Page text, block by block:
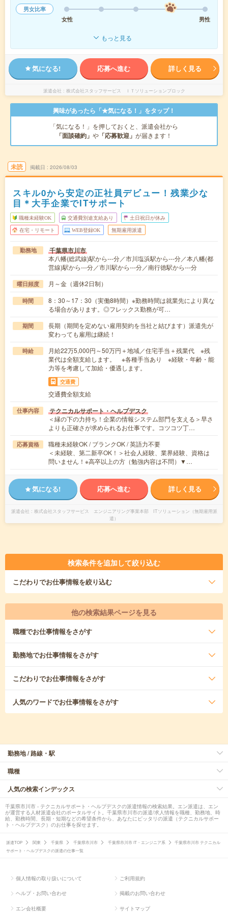
男女比率
女性
男性
もっと見る
気になる! 応募へ進む 詳しく見る
派遣会社 株式会社スタッフサービス ＩＴソリューションブロック
興味があったら「★気になる！」をタップ！
「気になる！」を押しておくと、派遣会社から
「面談確約」 や 「応募歓迎」 が届きます！
未読 掲載日 2026/08/03
スキル0から安定の正社員デビュー！残業少な
目＊大手企業でITサポート
職種未経験OK 交通費別途支給あり 土日祝日が休み
在宅・リモート WEB登録OK 無期雇用派遣
勤務地 千葉県市川市
本八幡(総武線)駅から---分／市川塩浜駅から---分／本八幡(都
営線)駅から---分／市川駅から---分／南行徳駅から---分
曜日頻度 月～金（週休2日制）
時間
8：30～17：30（実働8時間）※勤務時間は就業先により異な
る場合があります。◎フレックス勤務が可…
期間
長期（期間を定めない雇用契約を当社と結びます）派遣先が
変わっても雇用は継続！
時給
月給22万5,000円～50万円＋地域／住宅手当＋残業代 ※残
業代は全額支給します。 ※各種手当あり ※経験・年齢・能
力等を考慮して加給・優遇します。
交通費
交通費全額支給
仕事内容 テクニカルサポート・ヘルプデスク
＜縁の下の力持ち！企業の情報システム部門を支える＞早さ
よりも正確さが求められるお仕事です。コツコツ丁…
応募資格
職種未経験OK / ブランクOK / 英語力不要
＜未経験、第二新卒OK！＞社会人経験、業界経験、資格は
問いません！※高卒以上の方（勉強内容は不問）▼…
気になる! 応募へ進む 詳しく見る
派遣会社
株式会社スタッフサービス エンジニアリング事業本部 ITソリューション（無期雇用派
遣）
検索条件を追加して絞り込む
こだわりでお仕事情報を絞り込む
他の検索結果ページを見る
職種でお仕事情報をさがす
勤務地でお仕事情報をさがす
こだわりでお仕事情報をさがす
人気のワードでお仕事情報をさがす
勤務地 / 路線・駅
職種
人気の検索インデックス
千葉県市川市 - テクニカルサポート・ヘルプデスクの派遣情報の検索結果。エン派遣は、エン
が運営する人材派遣会社のポータルサイト。千葉県市川市の派遣/求人情報を職種、勤務地、時
給、勤務時間、長期・短期などの希望条件から、あなたにピッタリの派遣（テクニカルサポー
ト・ヘルプデスク）のお仕事を探せます。
派遣TOP 関東 千葉県 千葉県市川市 千葉県市川市 IT・エンジニア系
千葉県市川市 テクニカル
サポート・ヘルプデスクの派遣の仕事一覧
個人情報の取り扱いについて ご利用規約
ヘルプ・お問い合わせ 掲載のお問い合わせ
エン会社概要 サイトマップ